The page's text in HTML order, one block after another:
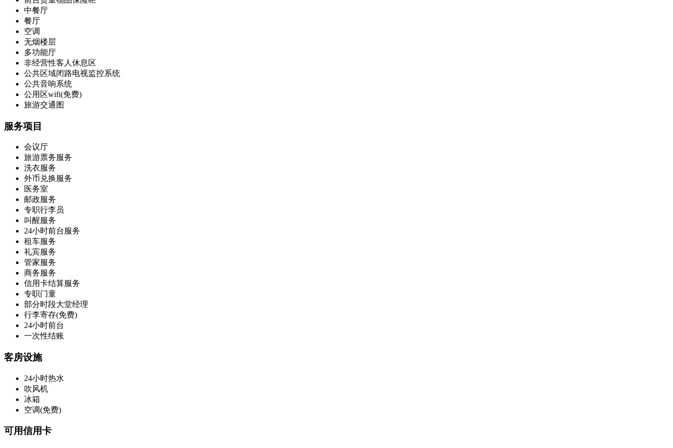
中餐厅
餐厅
空调
无烟楼层
多功能厅
非经营性客人休息区
公共区域闭路电视监控系统
公共音响系统
公用区wifi(免费)
旅游交通图
服务项目
会议厅
旅游票务服务
洗衣服务
外币兑换服务
医务室
邮政服务
专职行李员
叫醒服务
24小时前台服务
租车服务
礼宾服务
管家服务
商务服务
信用卡结算服务
专职门童
部分时段大堂经理
行李寄存(免费)
24小时前台
一次性结账
客房设施
24小时热水
吹风机
冰箱
空调(免费)
可用信用卡